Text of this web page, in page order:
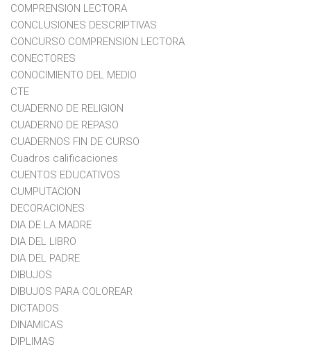
COMPRENSION LECTORA
CONCLUSIONES DESCRIPTIVAS
CONCURSO COMPRENSION LECTORA
CONECTORES
CONOCIMIENTO DEL MEDIO
CTE
CUADERNO DE RELIGION
CUADERNO DE REPASO
CUADERNOS FIN DE CURSO
Cuadros calificaciones
CUENTOS EDUCATIVOS
CUMPUTACION
DECORACIONES
DIA DE LA MADRE
DIA DEL LIBRO
DIA DEL PADRE
DIBUJOS
DIBUJOS PARA COLOREAR
DICTADOS
DINAMICAS
DIPLIMAS